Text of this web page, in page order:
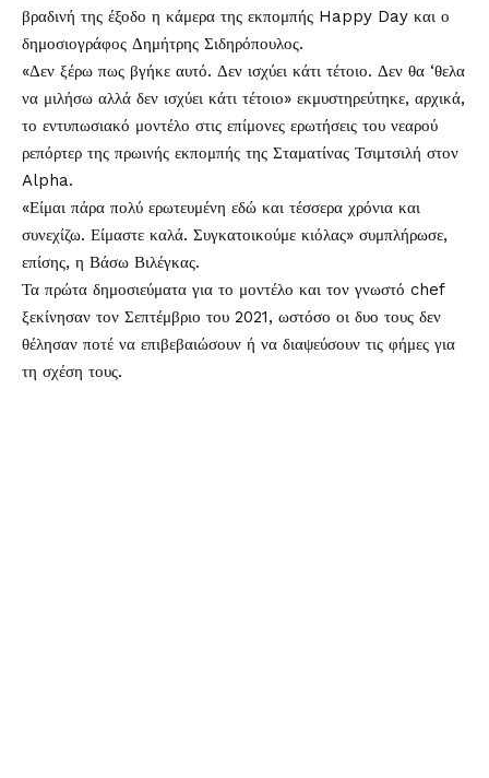
βραδινή της έξοδο η κάμερα της εκπομπής Happy Day και ο
δημοσιογράφος Δημήτρης Σιδηρόπουλος.
«Δεν ξέρω πως βγήκε αυτό. Δεν ισχύει κάτι τέτοιο. Δεν θα ‘θελα
να μιλήσω αλλά δεν ισχύει κάτι τέτοιο» εκμυστηρεύτηκε, αρχικά,
το εντυπωσιακό μοντέλο στις επίμονες ερωτήσεις του νεαρού
ρεπόρτερ της πρωινής εκπομπής της Σταματίνας Τσιμτσιλή στον
Alpha.
«Είμαι πάρα πολύ ερωτευμένη εδώ και τέσσερα χρόνια και
συνεχίζω. Είμαστε καλά. Συγκατοικούμε κιόλας» συμπλήρωσε,
επίσης, η Βάσω Βιλέγκας.
Τα πρώτα δημοσιεύματα για το μοντέλο και τον γνωστό chef
ξεκίνησαν τον Σεπτέμβριο του 2021, ωστόσο οι δυο τους δεν
θέλησαν ποτέ να επιβεβαιώσουν ή να διαψεύσουν τις φήμες για
τη σχέση τους.